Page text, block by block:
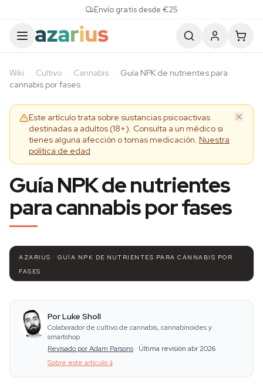
Envío gratis desde €25
Wiki · Cultivo · Cannabis · Guía NPK de nutrientes para
cannabis por fases
Este artículo trata sobre sustancias psicoactivas
destinadas a adultos (18+). Consulta a un médico si
tienes alguna afección o tomas medicación. Nuestra
política de edad
Guía NPK de nutrientes
para cannabis por fases
AZARIUS · GUÍA NPK DE NUTRIENTES PARA CANNABIS POR
FASES
Por Luke Sholl
Colaborador de cultivo de cannabis, cannabinoides y
smartshop
Revisado por Adam Parsons · Última revisión abr 2026
Sobre este artículo↓